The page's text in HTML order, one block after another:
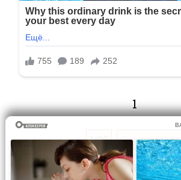
1
1/83 Следующая
Перейти на страницу: